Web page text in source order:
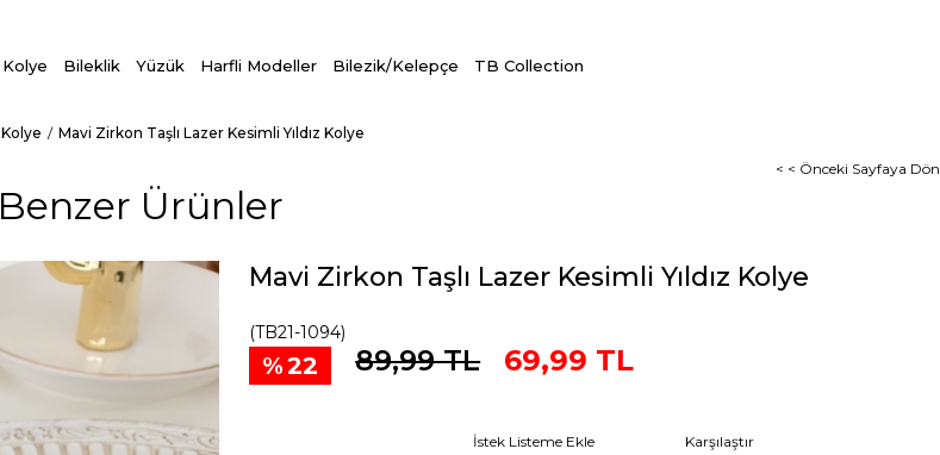
Kolye Bileklik Yüzük Harfli Modeller Bilezik/Kelepçe TB Collection
Kolye
Mavi Zirkon Taşlı Lazer Kesimli Yıldız Kolye
< < Önceki Sayfaya Dön
Benzer Ürünler
Mavi Zirkon Taşlı Lazer Kesimli Yıldız Kolye
(TB21-1094)
22 89,99 TL 69,99 TL
İstek Listeme Ekle
Karşılaştır